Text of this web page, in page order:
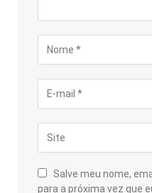
Salve meu nome,
para a próxima vez que